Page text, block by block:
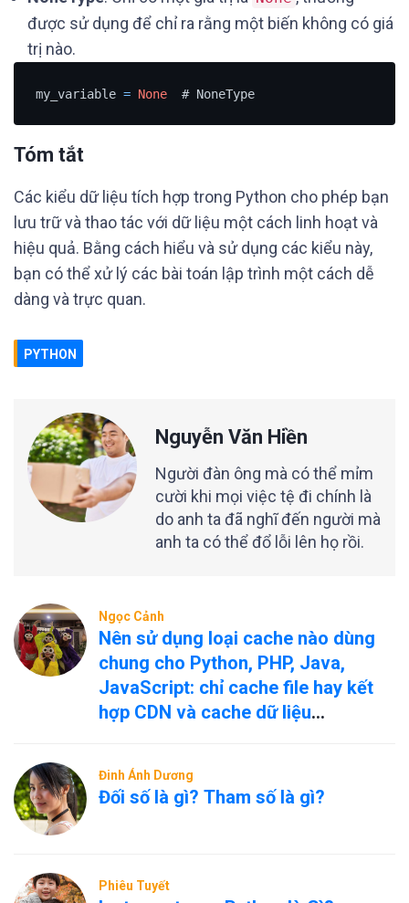
được sử dụng để chỉ ra rằng một biến không có giá
trị nào.
my_variable = None
  # NoneType
Tóm tắt
Các kiểu dữ liệu tích hợp trong Python cho phép bạn
lưu trữ và thao tác với dữ liệu một cách linh hoạt và
hiệu quả. Bằng cách hiểu và sử dụng các kiểu này,
bạn có thể xử lý các bài toán lập trình một cách dễ
dàng và trực quan.
PYTHON
Nguyễn Văn Hiền
Người đàn ông mà có thể mỉm
cười khi mọi việc tệ đi chính là
do anh ta đã nghĩ đến người mà
anh ta có thể đổ lỗi lên họ rồi.
Ngọc Cảnh
Nên sử dụng loại cache nào dùng
chung cho Python, PHP, Java,
JavaScript: chỉ cache file hay kết
hợp CDN và cache dữ liệu
Đinh Ánh Dương
Đối số là gì? Tham số là gì?
Phiêu Tuyết